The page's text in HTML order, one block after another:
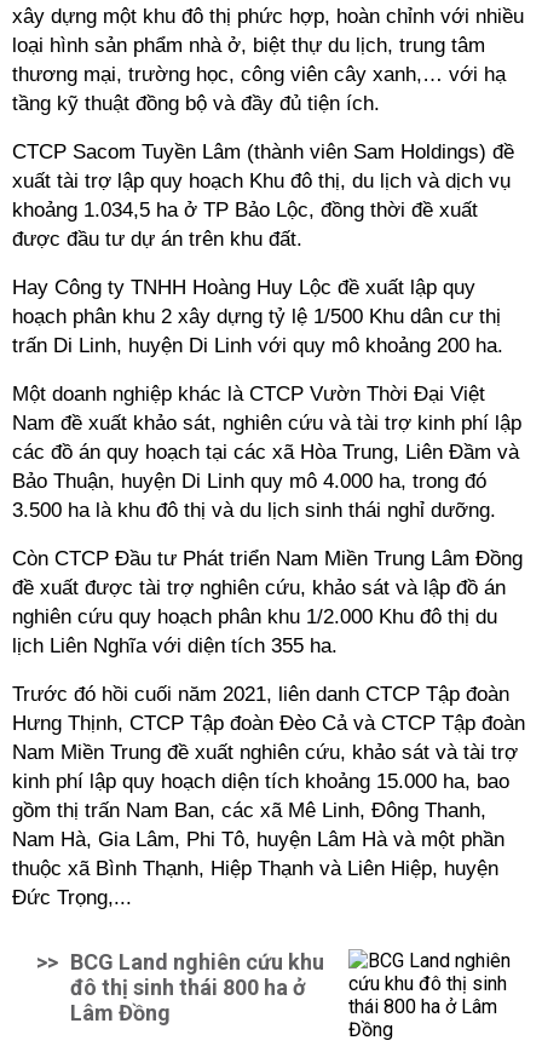
xây dựng một khu đô thị phức hợp, hoàn chỉnh với nhiều
loại hình sản phẩm nhà ở, biệt thự du lịch, trung tâm
thương mại, trường học, công viên cây xanh,… với hạ
tầng kỹ thuật đồng bộ và đầy đủ tiện ích.
CTCP Sacom Tuyền Lâm (thành viên Sam Holdings) đề
xuất tài trợ lập quy hoạch Khu đô thị, du lịch và dịch vụ
khoảng 1.034,5 ha ở TP Bảo Lộc, đồng thời đề xuất
được đầu tư dự án trên khu đất.
Hay Công ty TNHH Hoàng Huy Lộc đề xuất lập quy
hoạch phân khu 2 xây dựng tỷ lệ 1/500 Khu dân cư thị
trấn Di Linh, huyện Di Linh với quy mô khoảng 200 ha.
Một doanh nghiệp khác là CTCP Vườn Thời Đại Việt
Nam đề xuất khảo sát, nghiên cứu và tài trợ kinh phí lập
các đồ án quy hoạch tại các xã Hòa Trung, Liên Đầm và
Bảo Thuận, huyện Di Linh quy mô 4.000 ha, trong đó
3.500 ha là khu đô thị và du lịch sinh thái nghỉ dưỡng.
Còn CTCP Đầu tư Phát triển Nam Miền Trung Lâm Đồng
đề xuất được tài trợ nghiên cứu, khảo sát và lập đồ án
nghiên cứu quy hoạch phân khu 1/2.000 Khu đô thị du
lịch Liên Nghĩa với diện tích 355 ha.
Trước đó hồi cuối năm 2021, liên danh CTCP Tập đoàn
Hưng Thịnh, CTCP Tập đoàn Đèo Cả và CTCP Tập đoàn
Nam Miền Trung đề xuất nghiên cứu, khảo sát và tài trợ
kinh phí lập quy hoạch diện tích khoảng 15.000 ha, bao
gồm thị trấn Nam Ban, các xã Mê Linh, Đông Thanh,
Nam Hà, Gia Lâm, Phi Tô, huyện Lâm Hà và một phần
thuộc xã Bình Thạnh, Hiệp Thạnh và Liên Hiệp, huyện
Đức Trọng,...
>> BCG Land nghiên cứu khu
đô thị sinh thái 800 ha ở
Lâm Đồng